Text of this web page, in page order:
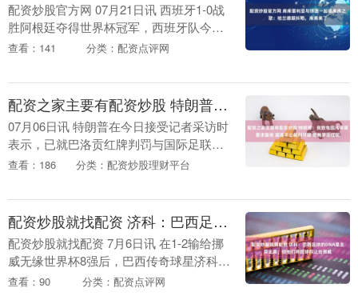
配资炒股官方网 07月21日讯 西班牙1-0战
胜阿根廷夺得世界杯冠军，西班牙队今天
举行夺冠庆祝游行。 庆祝活动上，库库雷
库，....
查看：141 分类：配资点评网
配资之家主要有配资炒股 特朗普：我致电因凡蒂诺要求复核 禁赛不公裁判可疑 若梅罗染红呢
07月06日讯 特朗普在今日接受记者采访时
表示，已就巴洛贡红牌判罚与国际足联主
席因凡蒂诺通话，巴洛贡的动作根本不是
C罗和凯恩....
查看：186 分类：配资炒股理财平台
配资炒股就找配资 济科：巴西足球的DNA是主导比赛，但他们将控球权让给挪威
配资炒股就找配资 7月6日讯 在1-2输给挪
威无缘世界杯8强后，巴西传奇球星济科批
评了球队的表现。 济科这样谈道：“这很
查看：90 分类：配资点评网